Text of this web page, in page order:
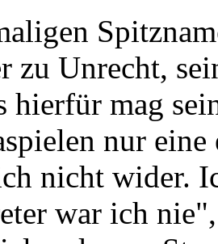
zu Unrecht,
hierfür mag
nur
nicht wider.
war ich